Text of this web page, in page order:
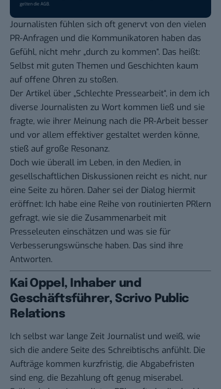
gelten dieAGB.
Journalisten fühlen sich oft genervt von den vielen
PR-Anfragen und die Kommunikatoren haben das
Gefühl, nicht mehr „durch zu kommen“. Das heißt:
Selbst mit guten Themen und Geschichten kaum
auf offene Ohren zu stoßen.
Der Artikel über „Schlechte Pressearbeit“, in dem ich
diverse Journalisten zu Wort kommen ließ und sie
fragte, wie ihrer Meinung nach die PR-Arbeit besser
und vor allem effektiver gestaltet werden könne,
stieß auf große Resonanz.
Doch wie überall im Leben, in den Medien, in
gesellschaftlichen Diskussionen reicht es nicht, nur
eine Seite zu hören. Daher sei der Dialog hiermit
eröffnet: Ich habe eine Reihe von routinierten PRlern
gefragt, wie sie die Zusammenarbeit mit
Presseleuten einschätzen und was sie für
Verbesserungswünsche haben. Das sind ihre
Antworten.
Kai Oppel, Inhaber und
Geschäftsführer, Scrivo Public
Relations
Ich selbst war lange Zeit Journalist und weiß, wie
sich die andere Seite des Schreibtischs anfühlt. Die
Aufträge kommen kurzfristig, die Abgabefristen
sind eng, die Bezahlung oft genug miserabel.